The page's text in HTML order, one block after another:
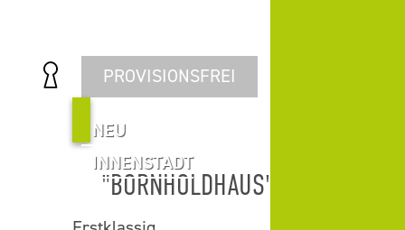
PROVISIONSFREI
NEU
INNENSTADT
"BORNHOLDHAUS"